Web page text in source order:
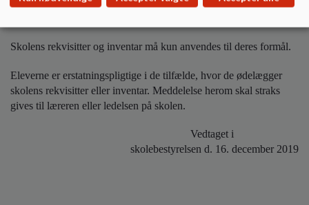
Slik, sodavand, chips, is og kager må kun medbringes på skolen
Skolens rekvisitter og inventar må kun anvendes til deres formål.
Eleverne er erstatningspligtige i de tilfælde, hvor de ødelægger
skolens rekvisitter eller inventar. Meddelelse herom skal straks
gives til læreren eller ledelsen på skolen.
Vedtaget i
skolebestyrelsen d. 16. december 2019